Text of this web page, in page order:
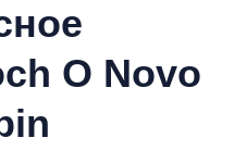
O Novo